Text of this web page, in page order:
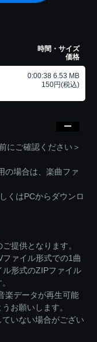
時間・サイズ
価格
0:00:38 6.53 MB
150円(税込)
にご確認ください＞
の場合は、楽曲ファ
くはPCからダウンロ
提供となります。
ァイル形式での1曲
形式のZIPファイル
楽データが再生可能
お願いします。
いない場合がござい